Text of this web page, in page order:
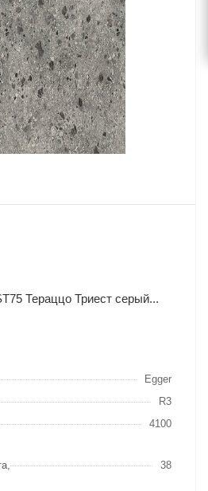
Тераццо Триест серый...
Egger
R3
4100
38